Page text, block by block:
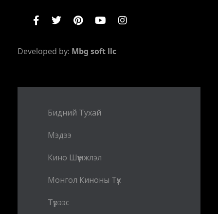
Developed by: Mbg soft llc
Бидний Тухай
Мэдээ
Кино Шүүмжлэл
Монгол Киноны Түүх
Түрээс